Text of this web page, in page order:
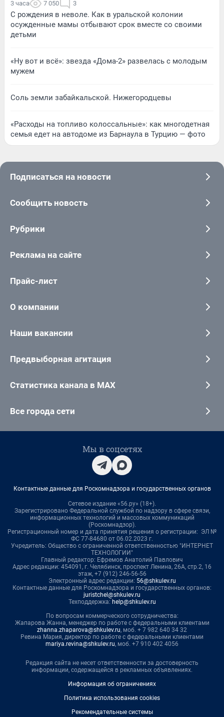
3 часа 7 050 3
С рождения в неволе. Как в уральской колонии
осужденные мамы отбывают срок вместе со своими
детьми
«Ну вот и всё»: звезда «Дома-2» развелась с молодым
мужем
Соль земли забайкальской. Нижегородцевы
«Расходы на топливо колоссальные»: как многодетная
семья едет на автодоме из Барнаула в Турцию — фото
Подписаться на новости
Сообщить новость
Рубрики
Реклама на сайте
Прайс-лист
О компании
Наши вакансии
Предвыборная агитация
Статистика канала в MAX
Все города сети
Мы в соцсетях
Контактные данные для Роскомнадзора и государственных органов
Сетевое издание «56.ру» (18+).
Зарегистрировано Федеральной службой по надзору в сфере связи,
информационных технологий и массовых коммуникаций
(Роскомнадзор).
Регистрационный номер и дата принятия решения о регистрации: ЭЛ №
ФС 77-84680 от 06.02.2023 г.
Учредитель: Общество с ограниченной ответственностью "ИНТЕРНЕТ
ТЕХНОЛОГИИ"
Главный редактор: Ефремов Анатолий Павлович
Адрес редакции: 454091, г. Челябинск, проспект Ленина, 26А, стр.2, 16
этаж, +7 (912) 246-56-56
Электронный адрес редакции: 56@shkulev.ru
Контактные данные для Роскомнадзора и государственных органов:
juristchel@shkulev.ru
Техподдержка: help@shkulev.ru
По вопросам коммерческого сотрудничества:
Жапарова Жанна, менеджер по работе с федеральными клиентами
zhanna.zhaparova@shkulev.ru, моб. + 7 982 640 34 32
Ревина Мария, директор по работе с федеральными клиентами
mariya.revina@shkulev.ru, моб. +7 910 402 4056
Редакция сайта не несет ответственности за достоверность
информации, содержащейся в рекламных объявлениях.
Информация об ограничениях
Политика использования cookies
Рекомендательные системы